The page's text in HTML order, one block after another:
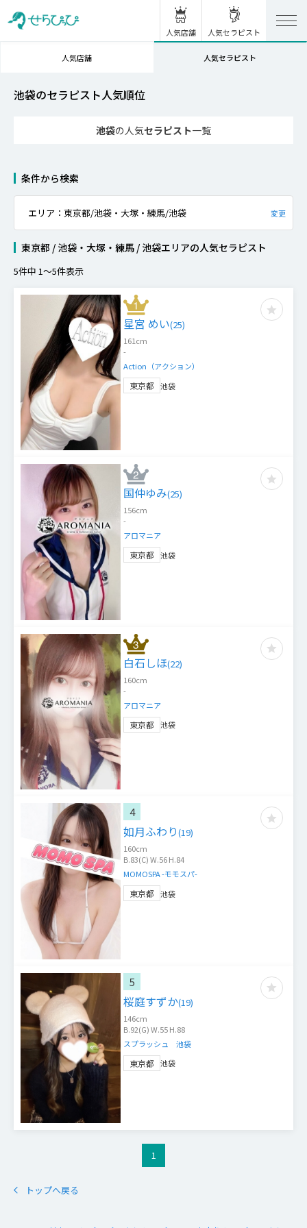
人気店舗 人気セラピスト
人気店舗 人気セラピスト
池袋のセラピスト人気順位
池袋の人気セラピスト一覧
条件から検索
エリア：東京都/池袋・大塚・練馬/池袋 変更
東京都 / 池袋・大塚・練馬 / 池袋エリアの人気セラピスト
5件中 1〜5件表示
星宮 めい(25)
161cm
-
Action（アクション）
東京都 池袋
国仲ゆみ(25)
156cm
-
アロマニア
東京都 池袋
白石しほ(22)
160cm
-
アロマニア
東京都 池袋
4
如月ふわり(19)
160cm
B.83(C) W.56 H.84
MOMOSPA -モモスパ-
東京都 池袋
5
桜庭すずか(19)
146cm
B.92(G) W.55 H.88
スプラッシュ 池袋
東京都 池袋
1
トップへ戻る